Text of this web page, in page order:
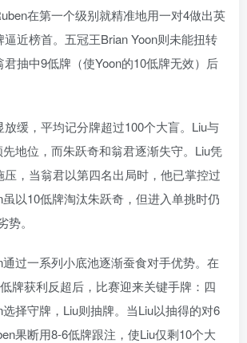
在第一个级别就精准地用一对4做出英
近榜首。五冠王Brian Yoon则未能扭转
抽中9低牌（使Yoon的10低牌无效）后
缓，平均记分牌超过100个大盲。Liu与
地位，而朱跃奇和翁君逐渐失守。Liu凭
，当翁君以第四名出局时，他已掌控过
以10低牌淘汰朱跃奇，但进入单挑时仍
。
过一系列小底池逐渐蚕食对手优势。在
牌获利反超后，比赛迎来关键手牌：四
择守牌，Liu则抽牌。当Liu以抽得的对6
果断用8-6低牌跟注，使Liu仅剩10个大